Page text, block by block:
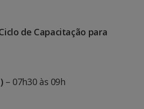
de Capacitação para
– 07h30 às 09h